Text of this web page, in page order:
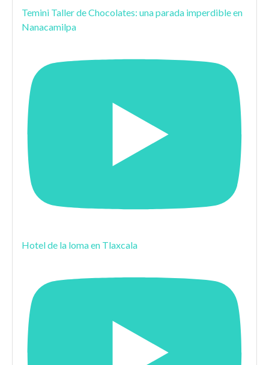
Temini Taller de Chocolates: una parada imperdible en
Nanacamilpa
Hotel de la loma en Tlaxcala